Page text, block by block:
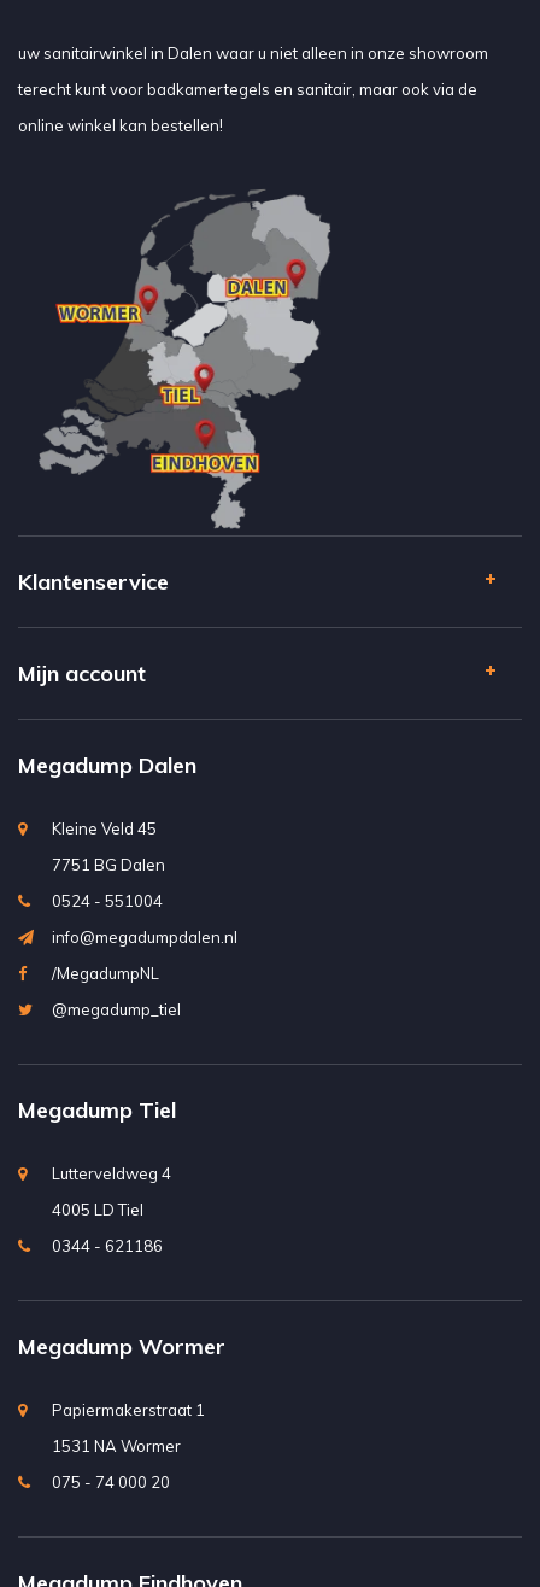
uw sanitairwinkel in Dalen waar u niet alleen in onze showroom
terecht kunt voor badkamertegels en sanitair, maar ook via de
online winkel kan bestellen!
Klantenservice
Mijn account
Megadump Dalen
Kleine Veld 45
7751 BG Dalen
0524 - 551004
info@megadumpdalen.nl
/MegadumpNL
@megadump_tiel
Megadump Tiel
Lutterveldweg 4
4005 LD Tiel
0344 - 621186
Megadump Wormer
Papiermakerstraat 1
1531 NA Wormer
075 - 74 000 20